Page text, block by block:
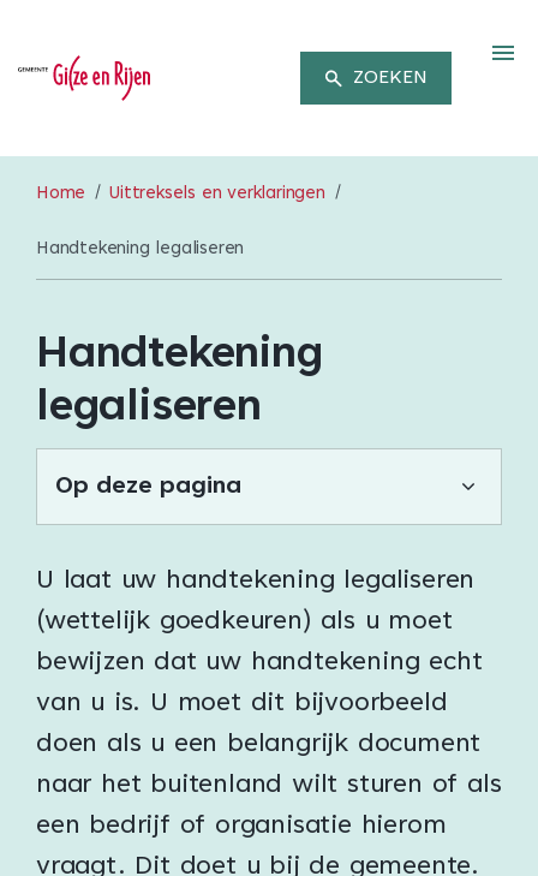
ZOEKEN
Home Uittreksels en verklaringen
Handtekening legaliseren
Handtekening
legaliseren
Op deze pagina
U laat uw handtekening legaliseren
(wettelijk goedkeuren) als u moet
bewijzen dat uw handtekening echt
van u is. U moet dit bijvoorbeeld
doen als u een belangrijk document
naar het buitenland wilt sturen of als
een bedrijf of organisatie hierom
vraagt. Dit doet u bij de gemeente.